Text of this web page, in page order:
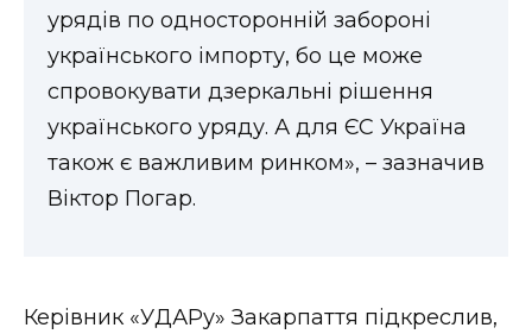
урядів по односторонній забороні
українського імпорту, бо це може
спровокувати дзеркальні рішення
українського уряду. А для ЄС Україна
також є важливим ринком», – зазначив
Віктор Погар.
Керівник «УДАРу» Закарпаття підкреслив,